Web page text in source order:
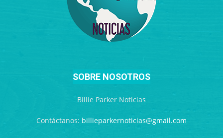
SOBRE NOSOTROS
Billie Parker Noticias
Contáctanos: billieparkernoticias@gmail.com